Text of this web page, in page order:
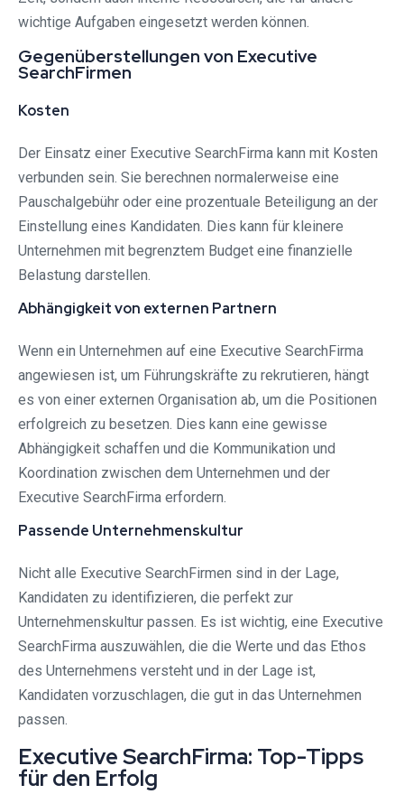
wichtige Aufgaben eingesetzt werden können.
Gegenüberstellungen von Executive
SearchFirmen
Kosten
Der Einsatz einer Executive SearchFirma kann mit Kosten
verbunden sein. Sie berechnen normalerweise eine
Pauschalgebühr oder eine prozentuale Beteiligung an der
Einstellung eines Kandidaten. Dies kann für kleinere
Unternehmen mit begrenztem Budget eine finanzielle
Belastung darstellen.
Abhängigkeit von externen Partnern
Wenn ein Unternehmen auf eine Executive SearchFirma
angewiesen ist, um Führungskräfte zu rekrutieren, hängt
es von einer externen Organisation ab, um die Positionen
erfolgreich zu besetzen. Dies kann eine gewisse
Abhängigkeit schaffen und die Kommunikation und
Koordination zwischen dem Unternehmen und der
Executive SearchFirma erfordern.
Passende Unternehmenskultur
Nicht alle Executive SearchFirmen sind in der Lage,
Kandidaten zu identifizieren, die perfekt zur
Unternehmenskultur passen. Es ist wichtig, eine Executive
SearchFirma auszuwählen, die die Werte und das Ethos
des Unternehmens versteht und in der Lage ist,
Kandidaten vorzuschlagen, die gut in das Unternehmen
passen.
Executive SearchFirma: Top-Tipps
für den Erfolg